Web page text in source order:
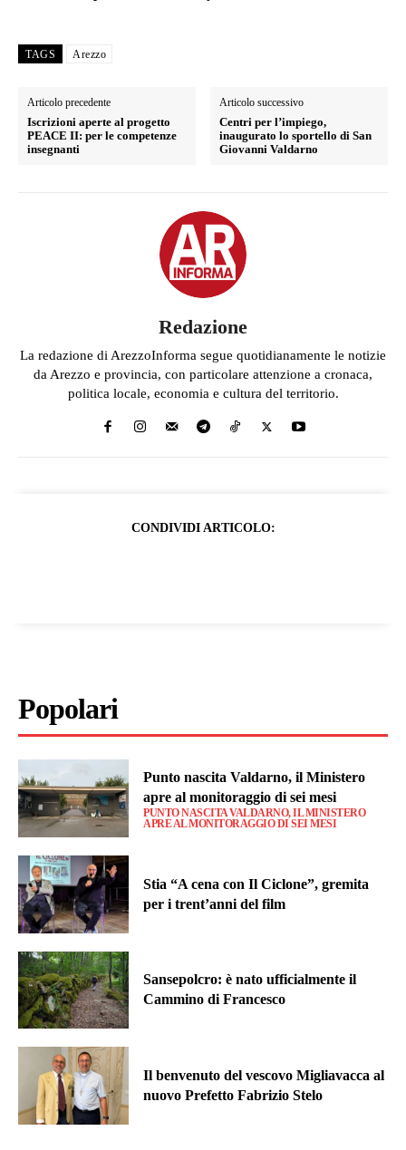
TAGS Arezzo
Articolo precedente
Iscrizioni aperte al progetto
PEACE II: per le competenze
insegnanti
Articolo successivo
Centri per l’impiego,
inaugurato lo sportello di San
Giovanni Valdarno
Redazione
La redazione di ArezzoInforma segue quotidianamente le notizie
da Arezzo e provincia, con particolare attenzione a cronaca,
politica locale, economia e cultura del territorio.
CONDIVIDI ARTICOLO:
Popolari
Punto nascita Valdarno, il Ministero
apre al monitoraggio di sei mesi
PUNTO NASCITA VALDARNO, IL MINISTERO
APRE AL MONITORAGGIO DI SEI MESI
Stia “A cena con Il Ciclone”, gremita
per i trent’anni del film
Sansepolcro: è nato ufficialmente il
Cammino di Francesco
Il benvenuto del vescovo Migliavacca al
nuovo Prefetto Fabrizio Stelo